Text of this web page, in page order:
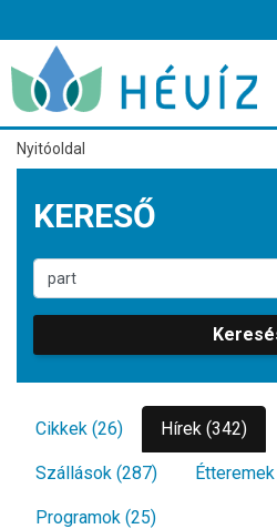
Nyitóoldal
KERESŐ
Cikkek (26) Hírek (342)
Szállások (287)
Programok (25)